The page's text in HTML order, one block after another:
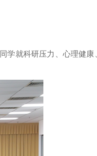
学就科研压力、心理健康